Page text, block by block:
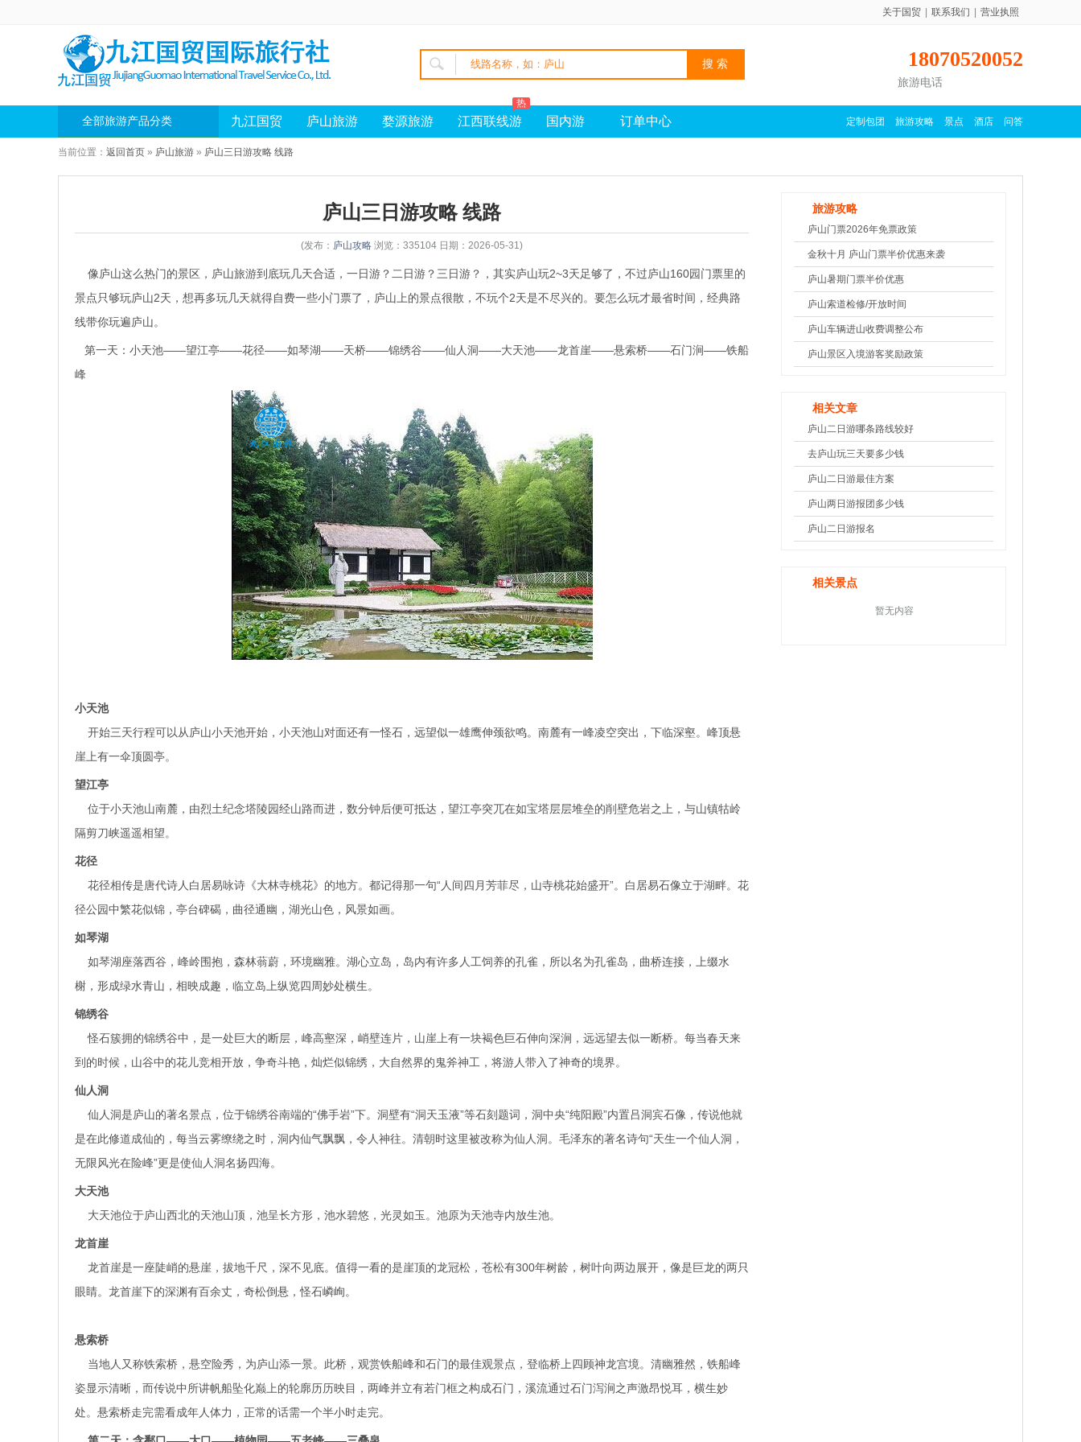
关于国贸 联系我们 营业执照
18070520052
旅游电话
全部旅游产品分类 九江国贸 庐山旅游 婺源旅游 江西联线游
热
国内游 订单中心 定制包团 旅游攻略 景点 酒店 问答
当前位置： 返回首页 » 庐山旅游 » 庐山三日游攻略 线路
庐山三日游攻略 线路
(发布： 庐山攻略 浏览：335104 日期：2026-05-31)
像庐山这么热门的景区， 庐山旅游到底玩几天合适，一日游？二日游？ 三日游 ？，其实庐山玩2~3天足够了，不过庐山160园门票里的
景点只够玩庐山2天，想再多玩几天就得自费一些小门票了，庐山上的景点很散，不玩个2天是不尽兴的。要怎么玩才最省时间，经典路
线带你玩遍庐山。
第一天：小天池——望江亭——花径——如琴湖——天桥——锦绣谷——仙人洞——大天池——龙首崖——悬索桥——石门涧——铁船
峰
小天池
开始三天行程可以从庐山小天池开始，小天池山对面还有一怪石，远望似一雄鹰伸颈欲鸣。南麓有一峰凌空突出，下临深壑。峰顶悬
崖上有一伞顶圆亭。
望江亭
位于小天池山南麓，由烈土纪念塔陵园经山路而进，数分钟后便可抵达，望江亭突兀在如宝塔层层堆垒的削壁危岩之上，与山镇牯岭
隔剪刀峡遥遥相望。
花径
花径相传是唐代诗人白居易咏诗《大林寺桃花》的地方。都记得那一句“人间四月芳菲尽，山寺桃花始盛开”。白居易石像立于湖畔。花
径公园中繁花似锦，亭台碑碣，曲径通幽，湖光山色，风景如画。
如琴湖
如琴湖座落西谷，峰岭围抱，森林蓊蔚，环境幽雅。湖心立岛，岛内有许多人工饲养的孔雀，所以名为孔雀岛，曲桥连接，上缀水
榭，形成绿水青山，相映成趣，临立岛上纵览四周妙处横生。
锦绣谷
怪石簇拥的锦绣谷中，是一处巨大的断层，峰高壑深，峭壁连片，山崖上有一块褐色巨石伸向深涧，远远望去似一断桥。每当春天来
到的时候，山谷中的花儿竞相开放，争奇斗艳，灿烂似锦绣，大自然界的鬼斧神工，将游人带入了神奇的境界。
仙人洞
仙人洞是庐山的著名景点，位于锦绣谷南端的“佛手岩”下。洞壁有“洞天玉液”等石刻题词，洞中央“纯阳殿”内置吕洞宾石像，传说他就
是在此修道成仙的，每当云雾缭绕之时，洞内仙气飘飘，令人神往。清朝时这里被改称为仙人洞。毛泽东的著名诗句“天生一个仙人洞，
无限风光在险峰”更是使仙人洞名扬四海。
大天池
大天池位于庐山西北的天池山顶，池呈长方形，池水碧悠，光灵如玉。池原为天池寺内放生池。
龙首崖
龙首崖是一座陡峭的悬崖，拔地千尺，深不见底。值得一看的是崖顶的龙冠松，苍松有300年树龄，树叶向两边展开，像是巨龙的两只
眼睛。龙首崖下的深渊有百余丈，奇松倒悬，怪石嶙峋。
悬索桥
当地人又称铁索桥，悬空险秀，为庐山添一景。此桥，观赏铁船峰和石门的最佳观景点，登临桥上四顾神龙宫境。清幽雅然，铁船峰
姿显示清晰，而传说中所讲帆船坠化巅上的轮廓历历映目，两峰并立有若门框之构成石门，溪流通过石门泻涧之声激昂悦耳，横生妙
处。悬索桥走完需看成年人体力，正常的话需一个半小时走完。
旅游攻略
庐山门票2026年免票政策
金秋十月 庐山门票半价优惠来袭
庐山暑期门票半价优惠
庐山索道检修/开放时间
庐山车辆进山收费调整公布
庐山景区入境游客奖励政策
相关文章
庐山二日游哪条路线较好
去庐山玩三天要多少钱
庐山二日游最佳方案
庐山两日游报团多少钱
庐山二日游报名
相关景点
暂无内容